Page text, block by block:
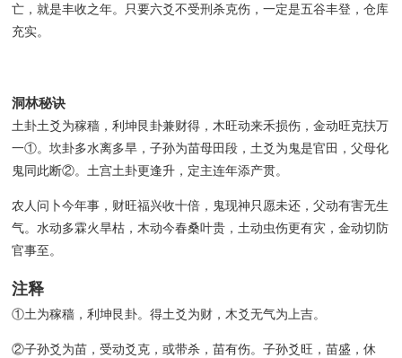
亡，就是丰收之年。只要六爻不受刑杀克伤，一定是五谷丰登，仓库
充实。
洞林秘诀
土卦土爻为稼穑，利坤艮卦兼财得，木旺动来禾损伤，金动旺克扶万
一①。坎卦多水离多旱，子孙为苗母田段，土爻为鬼是官田，父母化
鬼同此断②。土宫土卦更逢升，定主连年添产贯。
农人问卜今年事，财旺福兴收十倍，鬼现神只愿未还，父动有害无生
气。水动多霖火旱枯，木动今春桑叶贵，土动虫伤更有灾，金动切防
官事至。
注释
①土为稼穑，利坤艮卦。得土爻为财，木爻无气为上吉。
②子孙爻为苗，受动爻克，或带杀，苗有伤。子孙爻旺，苗盛，休